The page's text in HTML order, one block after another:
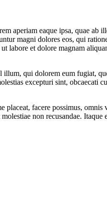
aperiam eaque ipsa, quae ab
magni dolores eos, qui
labore et dolore magnam
qui dolorem eum fugiat,
excepturi sint,
facere possimus, omnis
non recusandae.